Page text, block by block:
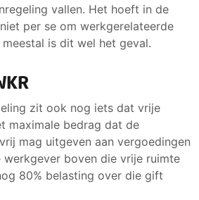
vallen. Het hoeft in de
per se om werkgerelateerde
is dit wel het geval.
zit ook nog iets dat vrije
maximale bedrag dat de
mag uitgeven aan vergoedingen
werkgever boven die vrije ruimte
80% belasting over die gift